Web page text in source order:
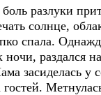
разлуки
солнце,
спала.
ночи, раздался
засиделась у